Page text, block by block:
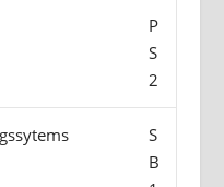
P
S
2
S
B